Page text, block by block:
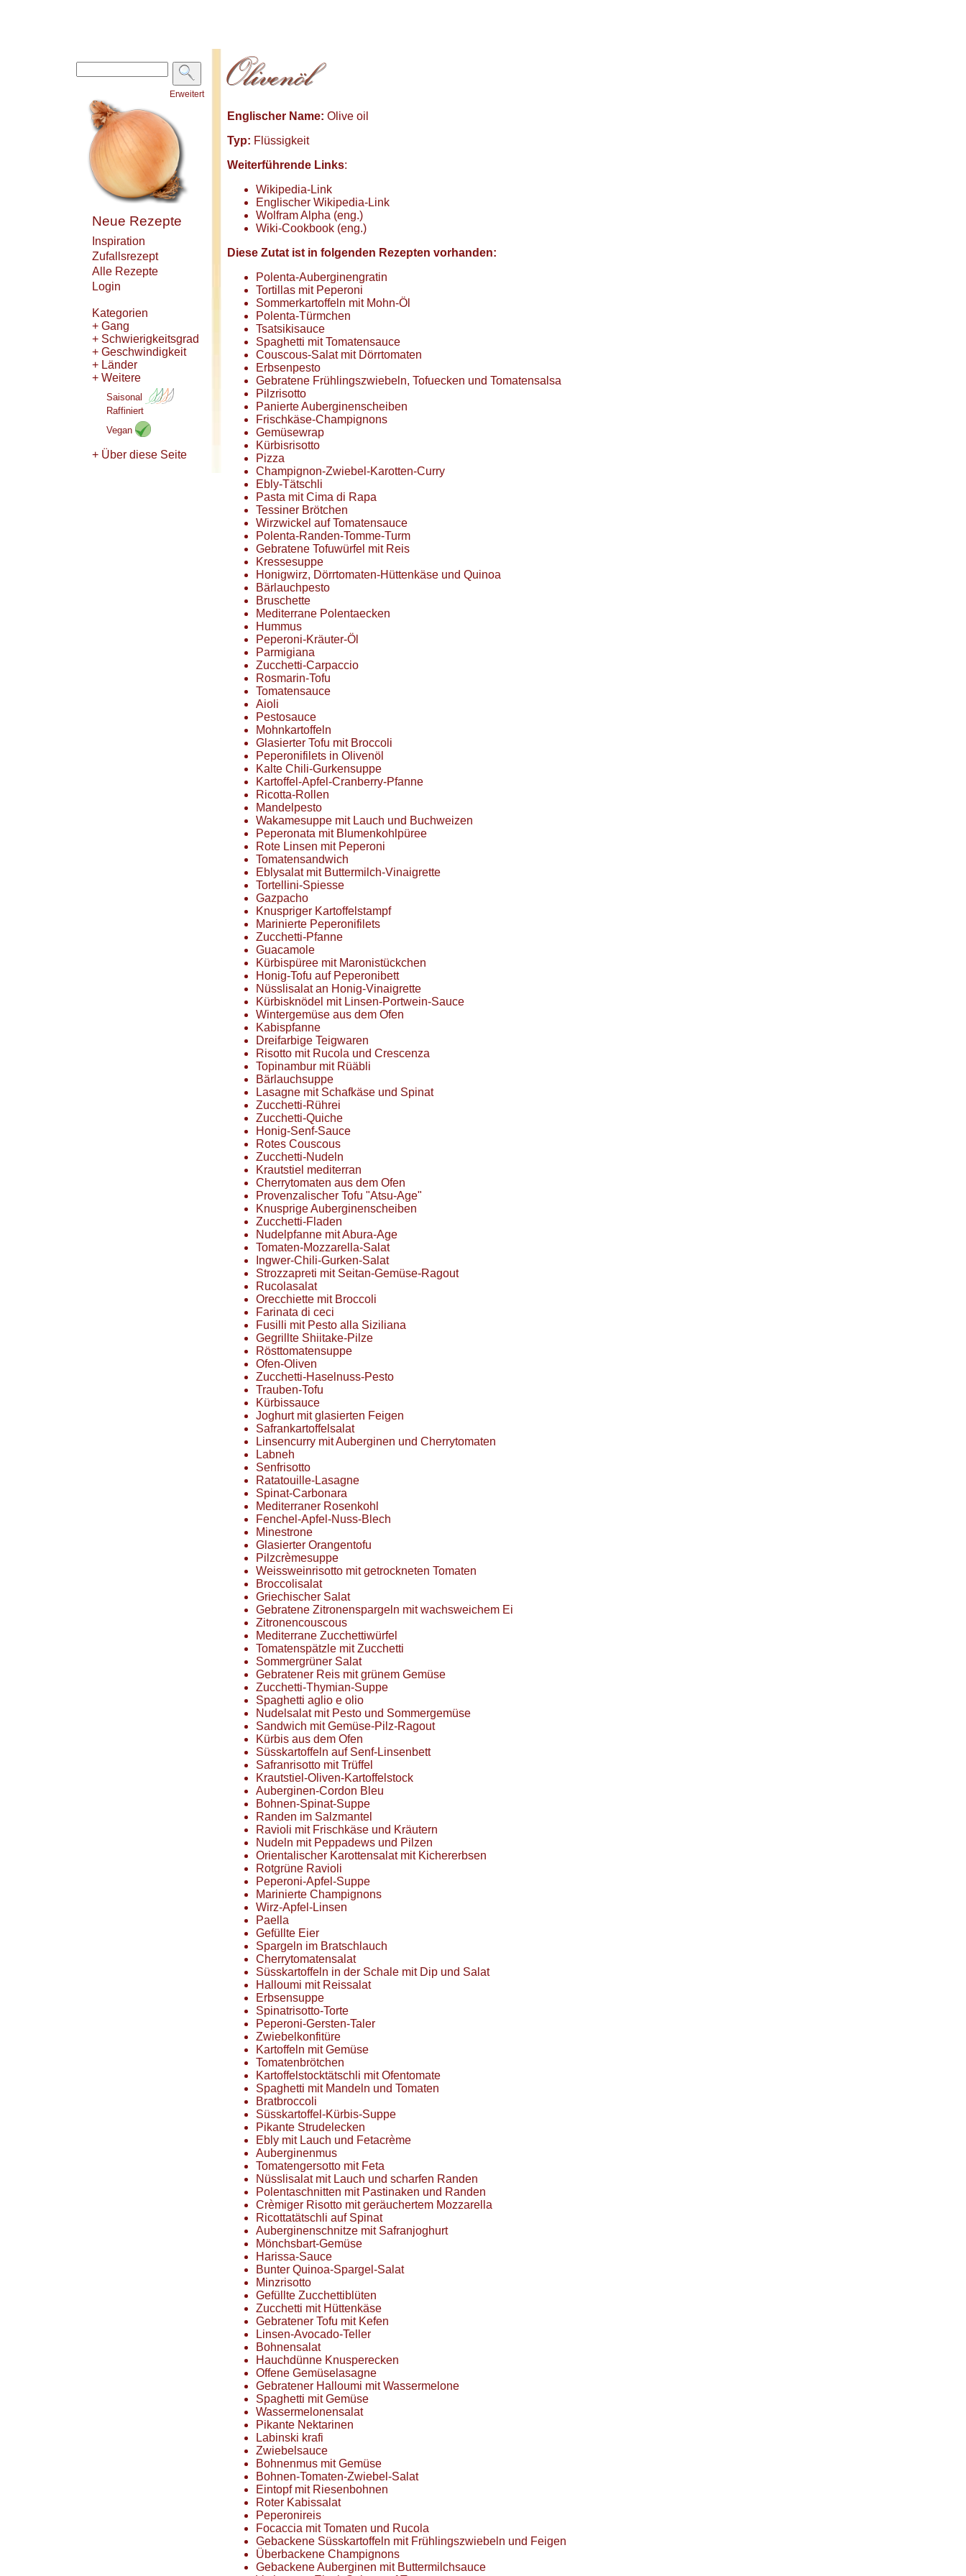
Erweitert
Neue Rezepte
Inspiration
Zufallsrezept
Alle Rezepte
Login
Kategorien
+ Gang
+ Schwierigkeitsgrad
+ Geschwindigkeit
+ Länder
+ Weitere
Saisonal
Raffiniert
Vegan
+ Über diese Seite
Englischer Name: Olive oil
Typ: Flüssigkeit
Weiterführende Links:
Wikipedia-Link
Englischer Wikipedia-Link
Wolfram Alpha (eng.)
Wiki-Cookbook (eng.)
Diese Zutat ist in folgenden Rezepten vorhanden:
Polenta-Auberginengratin
Tortillas mit Peperoni
Sommerkartoffeln mit Mohn-Öl
Polenta-Türmchen
Tsatsikisauce
Spaghetti mit Tomatensauce
Couscous-Salat mit Dörrtomaten
Erbsenpesto
Gebratene Frühlingszwiebeln, Tofuecken und Tomatensalsa
Pilzrisotto
Panierte Auberginenscheiben
Frischkäse-Champignons
Gemüsewrap
Kürbisrisotto
Pizza
Champignon-Zwiebel-Karotten-Curry
Ebly-Tätschli
Pasta mit Cima di Rapa
Tessiner Brötchen
Wirzwickel auf Tomatensauce
Polenta-Randen-Tomme-Turm
Gebratene Tofuwürfel mit Reis
Kressesuppe
Honigwirz, Dörrtomaten-Hüttenkäse und Quinoa
Bärlauchpesto
Bruschette
Mediterrane Polentaecken
Hummus
Peperoni-Kräuter-Öl
Parmigiana
Zucchetti-Carpaccio
Rosmarin-Tofu
Tomatensauce
Aioli
Pestosauce
Mohnkartoffeln
Glasierter Tofu mit Broccoli
Peperonifilets in Olivenöl
Kalte Chili-Gurkensuppe
Kartoffel-Apfel-Cranberry-Pfanne
Ricotta-Rollen
Mandelpesto
Wakamesuppe mit Lauch und Buchweizen
Peperonata mit Blumenkohlpüree
Rote Linsen mit Peperoni
Tomatensandwich
Eblysalat mit Buttermilch-Vinaigrette
Tortellini-Spiesse
Gazpacho
Knuspriger Kartoffelstampf
Marinierte Peperonifilets
Zucchetti-Pfanne
Guacamole
Kürbispüree mit Maronistückchen
Honig-Tofu auf Peperonibett
Nüsslisalat an Honig-Vinaigrette
Kürbisknödel mit Linsen-Portwein-Sauce
Wintergemüse aus dem Ofen
Kabispfanne
Dreifarbige Teigwaren
Risotto mit Rucola und Crescenza
Topinambur mit Rüäbli
Bärlauchsuppe
Lasagne mit Schafkäse und Spinat
Zucchetti-Rührei
Zucchetti-Quiche
Honig-Senf-Sauce
Rotes Couscous
Zucchetti-Nudeln
Krautstiel mediterran
Cherrytomaten aus dem Ofen
Provenzalischer Tofu "Atsu-Age"
Knusprige Auberginenscheiben
Zucchetti-Fladen
Nudelpfanne mit Abura-Age
Tomaten-Mozzarella-Salat
Ingwer-Chili-Gurken-Salat
Strozzapreti mit Seitan-Gemüse-Ragout
Rucolasalat
Orecchiette mit Broccoli
Farinata di ceci
Fusilli mit Pesto alla Siziliana
Gegrillte Shiitake-Pilze
Rösttomatensuppe
Ofen-Oliven
Zucchetti-Haselnuss-Pesto
Trauben-Tofu
Kürbissauce
Joghurt mit glasierten Feigen
Safrankartoffelsalat
Linsencurry mit Auberginen und Cherrytomaten
Labneh
Senfrisotto
Ratatouille-Lasagne
Spinat-Carbonara
Mediterraner Rosenkohl
Fenchel-Apfel-Nuss-Blech
Minestrone
Glasierter Orangentofu
Pilzcrèmesuppe
Weissweinrisotto mit getrockneten Tomaten
Broccolisalat
Griechischer Salat
Gebratene Zitronenspargeln mit wachsweichem Ei
Zitronencouscous
Mediterrane Zucchettiwürfel
Tomatenspätzle mit Zucchetti
Sommergrüner Salat
Gebratener Reis mit grünem Gemüse
Zucchetti-Thymian-Suppe
Spaghetti aglio e olio
Nudelsalat mit Pesto und Sommergemüse
Sandwich mit Gemüse-Pilz-Ragout
Kürbis aus dem Ofen
Süsskartoffeln auf Senf-Linsenbett
Safranrisotto mit Trüffel
Krautstiel-Oliven-Kartoffelstock
Auberginen-Cordon Bleu
Bohnen-Spinat-Suppe
Randen im Salzmantel
Ravioli mit Frischkäse und Kräutern
Nudeln mit Peppadews und Pilzen
Orientalischer Karottensalat mit Kichererbsen
Rotgrüne Ravioli
Peperoni-Apfel-Suppe
Marinierte Champignons
Wirz-Apfel-Linsen
Paella
Gefüllte Eier
Spargeln im Bratschlauch
Cherrytomatensalat
Süsskartoffeln in der Schale mit Dip und Salat
Halloumi mit Reissalat
Erbsensuppe
Spinatrisotto-Torte
Peperoni-Gersten-Taler
Zwiebelkonfitüre
Kartoffeln mit Gemüse
Tomatenbrötchen
Kartoffelstocktätschli mit Ofentomate
Spaghetti mit Mandeln und Tomaten
Bratbroccoli
Süsskartoffel-Kürbis-Suppe
Pikante Strudelecken
Ebly mit Lauch und Fetacrème
Auberginenmus
Tomatengersotto mit Feta
Nüsslisalat mit Lauch und scharfen Randen
Polentaschnitten mit Pastinaken und Randen
Crèmiger Risotto mit geräuchertem Mozzarella
Ricottatätschli auf Spinat
Auberginenschnitze mit Safranjoghurt
Mönchsbart-Gemüse
Harissa-Sauce
Bunter Quinoa-Spargel-Salat
Minzrisotto
Gefüllte Zucchettiblüten
Zucchetti mit Hüttenkäse
Gebratener Tofu mit Kefen
Linsen-Avocado-Teller
Bohnensalat
Hauchdünne Knusperecken
Offene Gemüselasagne
Gebratener Halloumi mit Wassermelone
Spaghetti mit Gemüse
Wassermelonensalat
Pikante Nektarinen
Labinski krafi
Zwiebelsauce
Bohnenmus mit Gemüse
Bohnen-Tomaten-Zwiebel-Salat
Eintopf mit Riesenbohnen
Roter Kabissalat
Peperonireis
Focaccia mit Tomaten und Rucola
Gebackene Süsskartoffeln mit Frühlingszwiebeln und Feigen
Überbackene Champignons
Gebackene Auberginen mit Buttermilchsauce